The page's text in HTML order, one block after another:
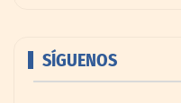
SÍGUENOS